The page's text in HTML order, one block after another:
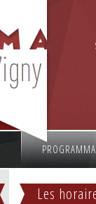
Les